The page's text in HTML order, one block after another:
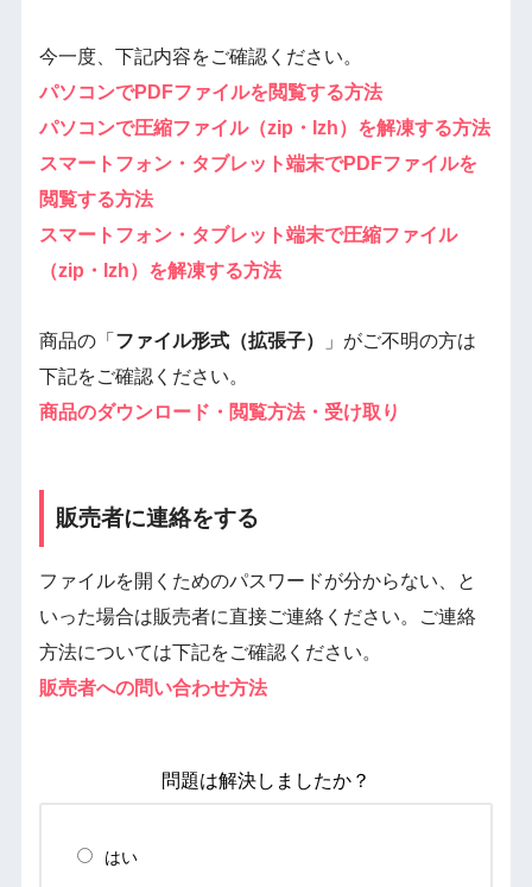
今一度、下記内容をご確認ください。
パソコンでPDFファイルを閲覧する方法
パソコンで圧縮ファイル（zip・lzh）を解凍する方法
スマートフォン・タブレット端末でPDFファイルを
閲覧する方法
スマートフォン・タブレット端末で圧縮ファイル
（zip・lzh）を解凍する方法
商品の「 ファイル形式（拡張子）
」がご不明の方は
下記をご確認ください。
商品のダウンロード・閲覧方法・受け取り
販売者に連絡をする
ファイルを開くためのパスワードが分からない、と
いった場合は販売者に直接ご連絡ください。ご連絡
方法については下記をご確認ください。
販売者への問い合わせ方法
問題は解決しましたか？
はい